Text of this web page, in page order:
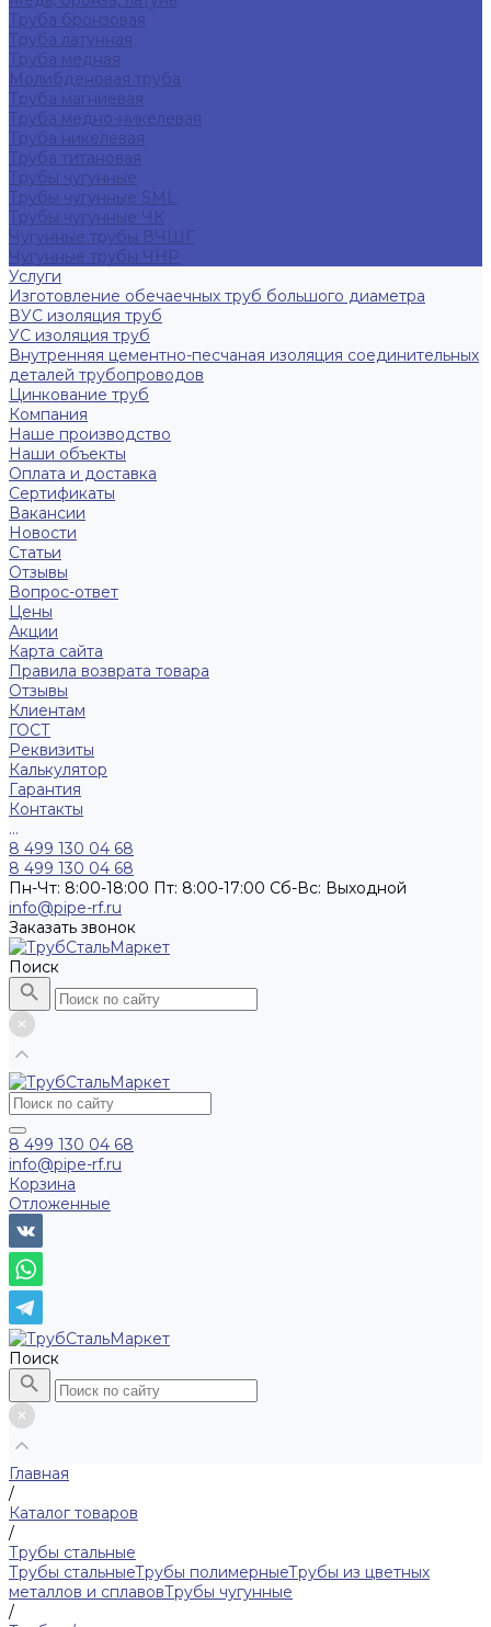
Труба бронзовая
Труба латунная
Труба медная
Молибденовая труба
Труба магниевая
Труба медно-никелевая
Труба никелевая
Труба титановая
Трубы чугунные
Трубы чугунные SML
Трубы чугунные ЧК
Чугунные трубы ВЧШГ
Чугунные трубы ЧНР
Услуги
Изготовление обечаечных труб большого диаметра
ВУС изоляция труб
УС изоляция труб
Внутренняя цементно-песчаная изоляция соединительных
деталей трубопроводов
Цинкование труб
Компания
Наше производство
Наши объекты
Оплата и доставка
Сертификаты
Вакансии
Новости
Статьи
Отзывы
Вопрос-ответ
Цены
Акции
Карта сайта
Правила возврата товара
Отзывы
Клиентам
ГОСТ
Реквизиты
Калькулятор
Гарантия
Контакты
...
8 499 130 04 68
8 499 130 04 68
Пн-Чт: 8:00-18:00 Пт: 8:00-17:00 Сб-Вс: Выходной
info@pipe-rf.ru
Заказать звонок
Поиск
8 499 130 04 68
info@pipe-rf.ru
Корзина
Отложенные
Поиск
Главная
/
Каталог товаров
/
Трубы стальные
Трубы стальныеТрубы полимерныеТрубы из цветных
металлов и сплавовТрубы чугунные
/